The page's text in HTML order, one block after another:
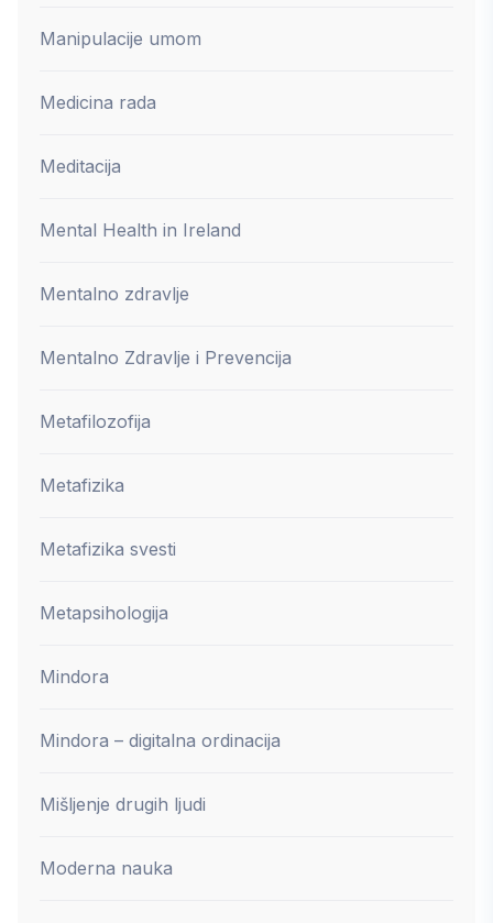
Manipulacije umom
Medicina rada
Meditacija
Mental Health in Ireland
Mentalno zdravlje
Mentalno Zdravlje i Prevencija
Metafilozofija
Metafizika
Metafizika svesti
Metapsihologija
Mindora
Mindora – digitalna ordinacija
Mišljenje drugih ljudi
Moderna nauka